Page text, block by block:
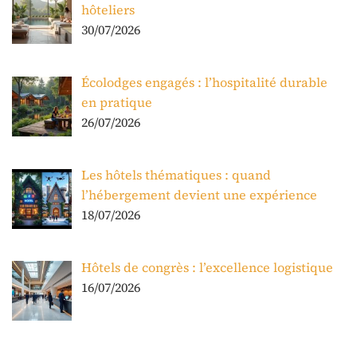
hôteliers
30/07/2026
Écolodges engagés : l’hospitalité durable
en pratique
26/07/2026
Les hôtels thématiques : quand
l’hébergement devient une expérience
18/07/2026
Hôtels de congrès : l’excellence logistique
16/07/2026